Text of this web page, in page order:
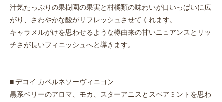
汁気たっぷりの果樹園の果実と柑橘類の味わいが口いっぱいに広
がり、さわやかな酸がリフレッシュさせてくれます。
キャラメルがけを思わせるような樽由来の甘いニュアンスとリッ
チさが長いフィニッシュへと導きます。
■ デコイ カベルネソーヴィニヨン
黒系ベリーのアロマ、モカ、スターアニスとスペアミントを思わ